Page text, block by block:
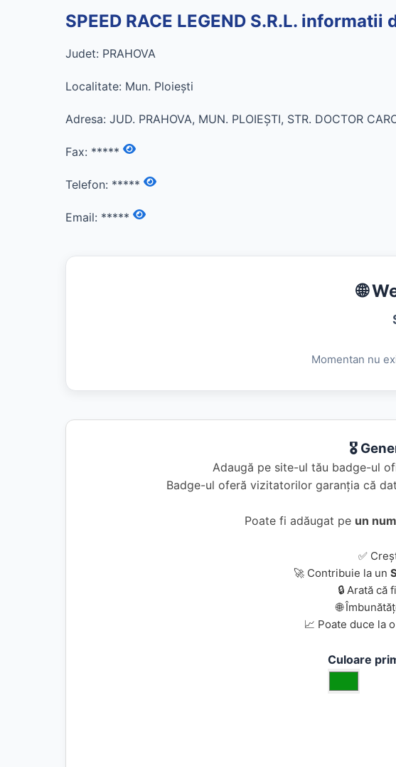
SPEED RACE LEGEND S.R.L. informatii
Judet: PRAHOVA
Localitate: Mun. Ploieşti
Adresa: JUD. PRAHOVA, MUN. PLOIEŞTI, STR. DOCTOR
Fax: *****
Telefon: *****
Email: *****
🌐
Momentan nu
🎖️
Adaugă pe site-ul tău badge-ul
Badge-ul oferă vizitatorilor garanția că
Poate fi adăugat pe un
✅
🚀 Contribuie la un
🔒 Arată că
🌐
📈 Poate duce la o
Culoare